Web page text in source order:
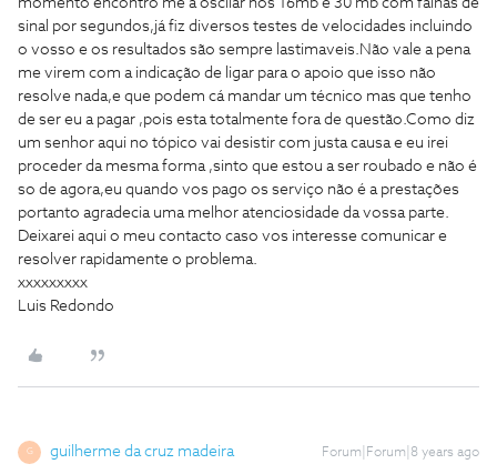
sinal por segundos,já fiz diversos testes de velocidades incluindo
o vosso e os resultados são sempre lastimaveis.Não vale a pena
me virem com a indicação de ligar para o apoio que isso não
resolve nada,e que podem cá mandar um técnico mas que tenho
de ser eu a pagar ,pois esta totalmente fora de questão.Como diz
um senhor aqui no tópico vai desistir com justa causa e eu irei
proceder da mesma forma ,sinto que estou a ser roubado e não é
so de agora,eu quando vos pago os serviço não é a prestações
portanto agradecia uma melhor atenciosidade da vossa parte.
Deixarei aqui o meu contacto caso vos interesse comunicar e
resolver rapidamente o problema.
xxxxxxxxx
Luis Redondo
G guilherme da cruz madeira Forum|Forum|8 years ago